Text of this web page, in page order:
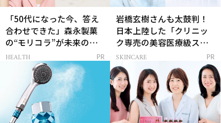
「50代になった今、答え
合わせできた」森永製菓
の“モリコラ”が未来のキ
レイを連れてくる！
HEALTH PR
岩橋玄樹さんも太鼓判！
日本上陸した「クリニッ
ク専売の美容医療級スキ
ンケア」
SKINCARE PR